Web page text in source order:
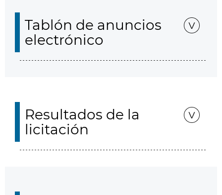
Tablón de anuncios
electrónico
Resultados de la
licitación